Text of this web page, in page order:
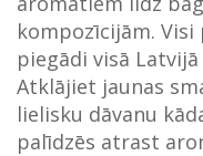
kompozīcijām.
piegādi visā
Atklājiet jaunas
lielisku dāvanu
palīdzēs atrast